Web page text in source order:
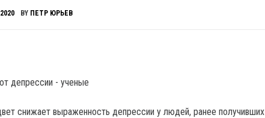
BY ПЕТР ЮРЬЕВ
снижает выраженность депрессии у людей, ранее получивших